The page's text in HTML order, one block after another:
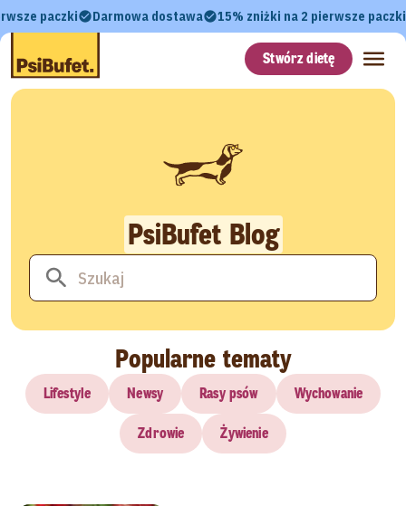
paczki Darmowa dostawa 15% zniżki na 2 pierwsze paczki
Stwórz dietę
PsiBufet Blog
Popularne tematy
Lifestyle Newsy Rasy psów Wychowanie
Zdrowie Żywienie